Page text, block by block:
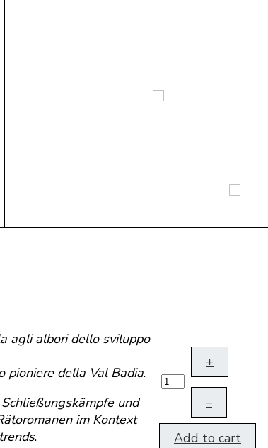
agli albori dello sviluppo
pioniere della Val Badia.
Schließungskämpfe und
im Kontext
.
+
–
Add to cart